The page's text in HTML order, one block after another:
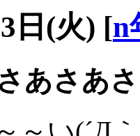
日(火) [n
あさあ